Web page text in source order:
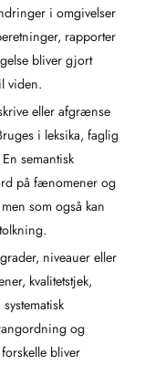
i omgivelser
rapporter
bliver gjort
viden.
eller afgrænse
i leksika, faglig
semantisk
på fænomener og
som også kan
niveauer eller
kvalitetstjek,
og
bliver